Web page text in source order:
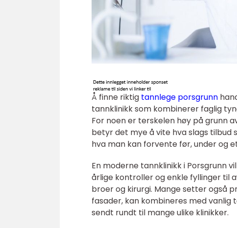
Å finne riktig tannlege porsgrunn
tannklinikk som kombinerer faglig
For noen er terskelen høy på grunn
betyr det mye å vite hva slags tilbud
hva man kan forvente før, under og
En moderne tannklinikk i Porsgrunn
årlige kontroller og enkle fyllinger til
broer og kirurgi. Mange setter også
fasader, kan kombineres med
sendt rundt til mange ulike klinikker.